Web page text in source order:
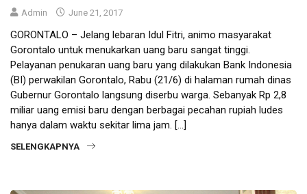
Admin June 21, 2017
GORONTALO – Jelang lebaran Idul Fitri, animo masyarakat
Gorontalo untuk menukarkan uang baru sangat tinggi.
Pelayanan penukaran uang baru yang dilakukan Bank Indonesia
(BI) perwakilan Gorontalo, Rabu (21/6) di halaman rumah dinas
Gubernur Gorontalo langsung diserbu warga. Sebanyak Rp 2,8
miliar uang emisi baru dengan berbagai pecahan rupiah ludes
hanya dalam waktu sekitar lima jam. […]
SELENGKAPNYA